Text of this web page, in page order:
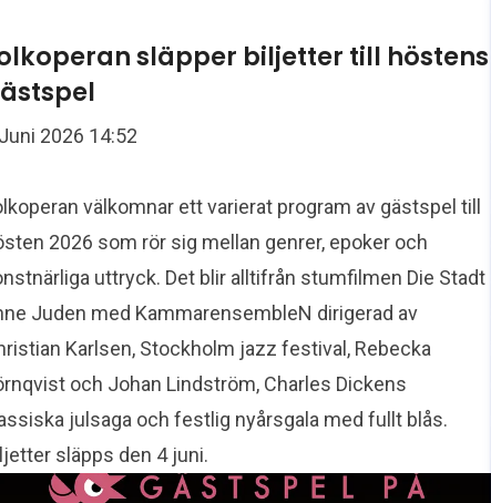
släpper biljetter till höstens
2026 14:52
välkomnar ett varierat program av gästspel till
2026 som rör sig mellan genrer, epoker och
uttryck. Det blir alltifrån stumfilmen Die Stadt
Juden med KammarensembleN dirigerad av
Karlsen, Stockholm jazz festival, Rebecka
och Johan Lindström, Charles Dickens
julsaga och festlig nyårsgala med fullt blås.
släpps den 4 juni.